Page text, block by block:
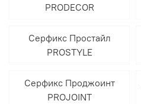
PRODECOR
Серфикс Простайл
PROSTYLE
Серфикс Проджоинт
PROJOINT